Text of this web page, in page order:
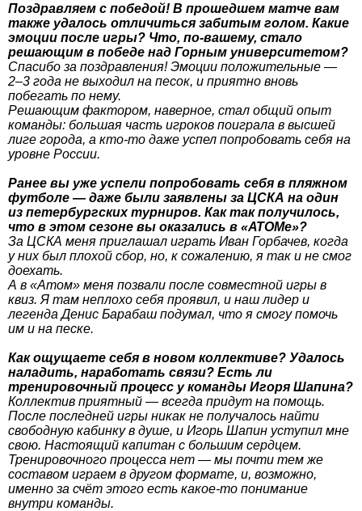
Поздравляем с победой! В прошедшем матче вам
также удалось отличиться забитым голом. Какие
эмоции после игры? Что, по-вашему, стало
решающим в победе над Горным университетом?
Спасибо за поздравления! Эмоции положительные —
2–3 года не выходил на песок, и приятно вновь
побегать по нему.
Решающим фактором, наверное, стал общий опыт
команды: большая часть игроков поиграла в высшей
лиге города, а кто-то даже успел попробовать себя на
уровне России.
Ранее вы уже успели попробовать себя в пляжном
футболе — даже были заявлены за ЦСКА на один
из петербургских турниров. Как так получилось,
что в этом сезоне вы оказались в «АТОМе»?
За ЦСКА меня приглашал играть Иван Горбачев, когда
у них был плохой сбор, но, к сожалению, я так и не смог
доехать.
А в «Атом» меня позвали после совместной игры в
квиз. Я там неплохо себя проявил, и наш лидер и
легенда Денис Барабаш подумал, что я смогу помочь
им и на песке.
Как ощущаете себя в новом коллективе? Удалось
наладить, наработать связи? Есть ли
тренировочный процесс у команды Игоря Шапина?
Коллектив приятный — всегда придут на помощь.
После последней игры никак не получалось найти
свободную кабинку в душе, и Игорь Шапин уступил мне
свою. Настоящий капитан с большим сердцем.
Тренировочного процесса нет — мы почти тем же
составом играем в другом формате, и, возможно,
именно за счёт этого есть какое-то понимание
внутри команды.